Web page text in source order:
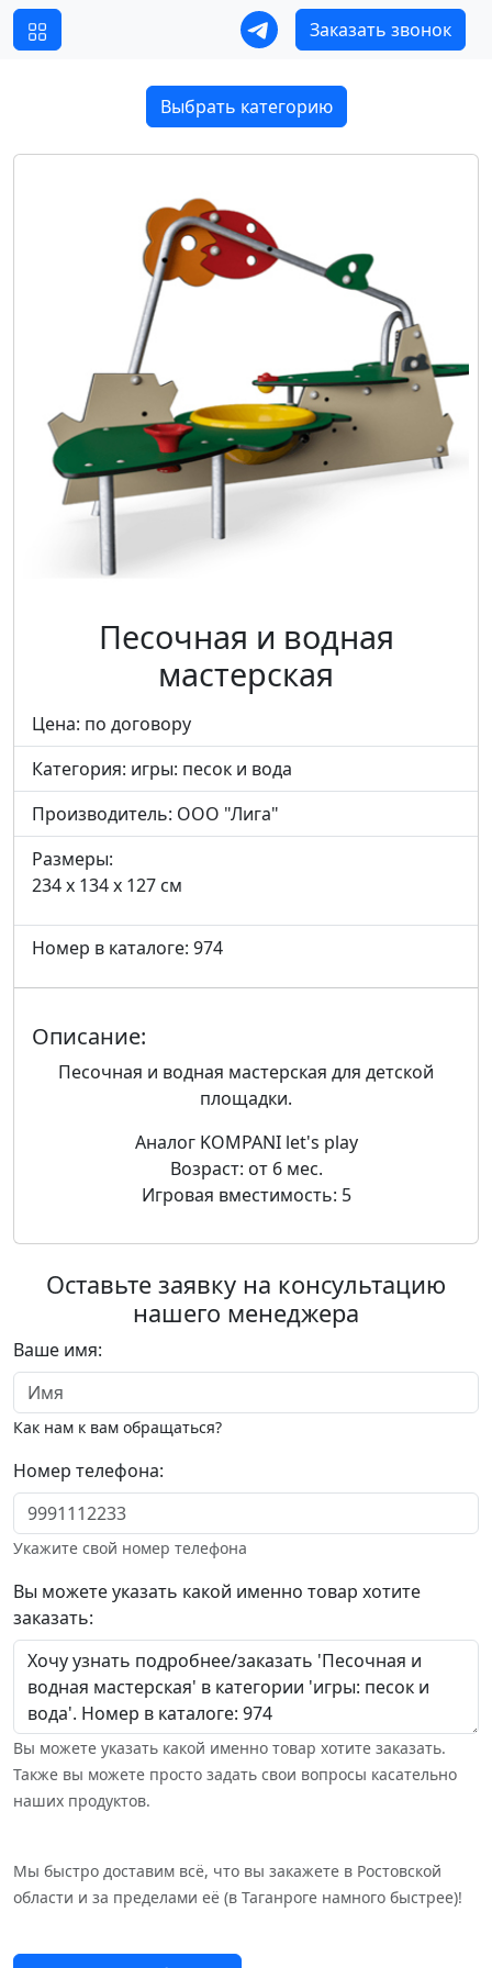
Заказать звонок
Выбрать категорию
Песочная и водная
мастерская
Цена: по договору
Категория: игры: песок и вода
Производитель: ООО "Лига"
Размеры:
234 x 134 x 127 см
Номер в каталоге: 974
Описание:
Песочная и водная мастерская для детской
площадки.
Аналог KOMPANI let's play
Возраст: от 6 мес.
Игровая вместимость: 5
Оставьте заявку на консультацию
нашего менеджера
Ваше имя:
Как нам к вам обращаться?
Номер телефона:
Укажите свой номер телефона
Вы можете указать какой именно товар хотите
заказать:
Вы можете указать какой именно товар хотите заказать.
Также вы можете просто задать свои вопросы касательно
наших продуктов.
Мы быстро доставим всё, что вы закажете в Ростовской
области и за пределами её (в Таганроге намного быстрее)!